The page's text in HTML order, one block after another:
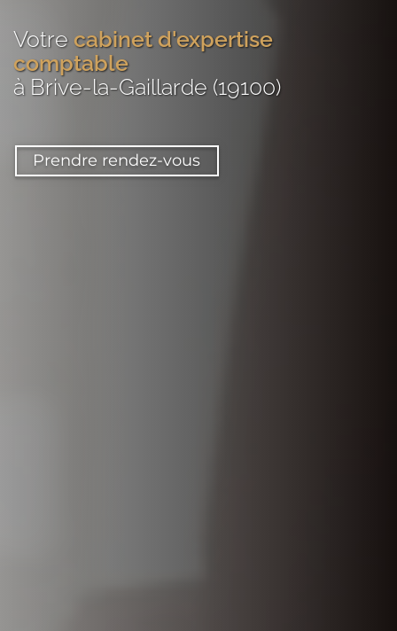
Votre cabinet d'expertise
comptable
à Brive-la-Gaillarde (19100)
Prendre rendez-vous